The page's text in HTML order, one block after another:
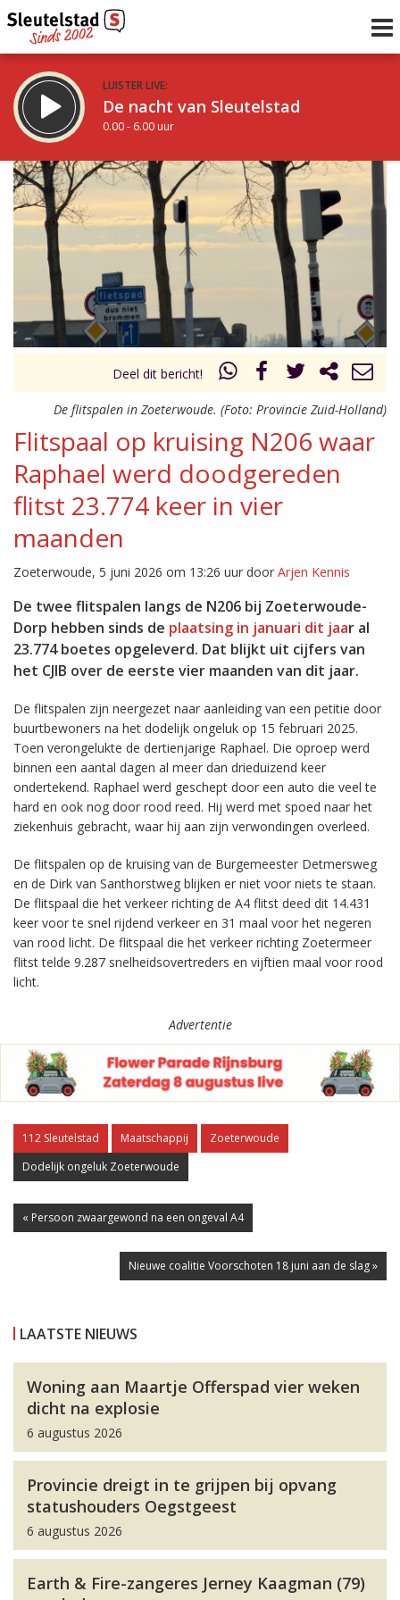
LUISTER LIVE:
De nacht van Sleutelstad
0.00 - 6.00 uur
STRAKS:
De ochtend van Sleutelstad
6.00 - 12.00 uur
Vorig uur
uur 1 van 0 Volgend uur
Inklappen
Deel dit bericht!
De flitspalen in Zoeterwoude. (Foto: Provincie Zuid-Holland)
Flitspaal op kruising N206 waar
Raphael werd doodgereden
flitst 23.774 keer in vier
maanden
Zoeterwoude, 5 juni 2026 om 13:26 uur door Arjen Kennis
De twee flitspalen langs de N206 bij Zoeterwoude-
Dorp hebben sinds de plaatsing in januari dit jaar al
23.774 boetes opgeleverd. Dat blijkt uit cijfers van
het CJIB over de eerste vier maanden van dit jaar.
De flitspalen zijn neergezet naar aanleiding van een petitie door
buurtbewoners na het dodelijk ongeluk op 15 februari 2025.
Toen verongelukte de dertienjarige Raphael. Die oproep werd
binnen een aantal dagen al meer dan drieduizend keer
ondertekend. Raphael werd geschept door een auto die veel te
hard en ook nog door rood reed. Hij werd met spoed naar het
ziekenhuis gebracht, waar hij aan zijn verwondingen overleed.
De flitspalen op de kruising van de Burgemeester Detmersweg
en de Dirk van Santhorstweg blijken er niet voor niets te staan.
De flitspaal die het verkeer richting de A4 flitst deed dit 14.431
keer voor te snel rijdend verkeer en 31 maal voor het negeren
van rood licht. De flitspaal die het verkeer richting Zoetermeer
flitst telde 9.287 snelheidsovertreders en vijftien maal voor rood
licht.
Advertentie
112 Sleutelstad Maatschappij
Zoeterwoude
Dodelijk ongeluk Zoeterwoude
« Persoon zwaargewond na een ongeval A4
Nieuwe coalitie Voorschoten 18 juni aan de slag »
LAATSTE NIEUWS
Woning aan Maartje Offerspad vier weken
dicht na explosie
6 augustus 2026
Provincie dreigt in te grijpen bij opvang
statushouders Oegstgeest
6 augustus 2026
Earth & Fire-zangeres Jerney Kaagman (79)